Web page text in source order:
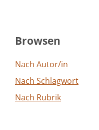
Browsen
Nach Autor/in
Nach Schlagwort
Nach Rubrik